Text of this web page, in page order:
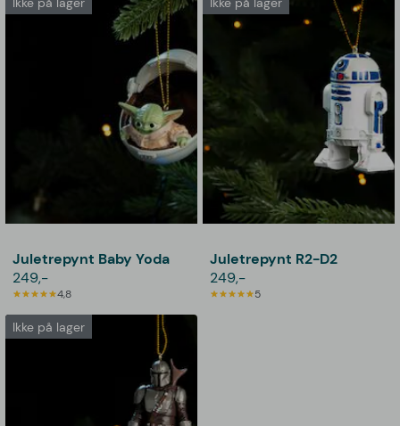
Juletrepynt Baby Yoda
249,-
4,8
Juletrepynt R2-D2
249,-
5
Ikke på lager